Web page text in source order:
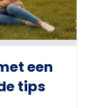
een
tips